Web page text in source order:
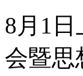
8月1
会暨思